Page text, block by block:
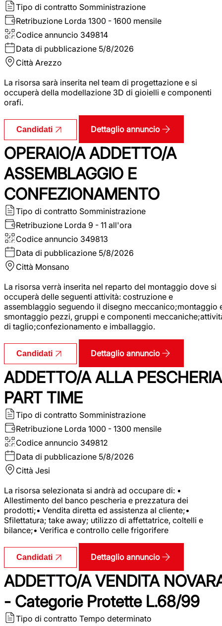
Tipo di contratto Somministrazione
Retribuzione Lorda 1300 - 1600 mensile
Codice annuncio 349814
Data di pubblicazione 5/8/2026
Città Arezzo
La risorsa sarà inserita nel team di progettazione e si
occuperà della modellazione 3D di gioielli e componenti
orafi.
Candidati Dettaglio annuncio
OPERAIO/A ADDETTO/A
ASSEMBLAGGIO E
CONFEZIONAMENTO
Tipo di contratto Somministrazione
Retribuzione Lorda 9 - 11 all'ora
Codice annuncio 349813
Data di pubblicazione 5/8/2026
Città Monsano
La risorsa verrà inserita nel reparto del montaggio dove si
occuperà delle seguenti attività: costruzione e
assemblaggio seguendo il disegno meccanico;montaggio
smontaggio pezzi, gruppi e componenti
di taglio;confezionamento e imballaggio.
Candidati Dettaglio annuncio
ADDETTO/A ALLA PESCHERIA
PART TIME
Tipo di contratto Somministrazione
Retribuzione Lorda 1000 - 1300 mensile
Codice annuncio 349812
Data di pubblicazione 5/8/2026
Città Jesi
La risorsa selezionata si andrà ad occupare di: •
Allestimento del banco pescheria e prezzatura dei
prodotti;• Vendita diretta ed assistenza al cliente;•
Sfilettatura; take away; utilizzo di affettatrice, coltelli e
bilance;• Verifica e controllo celle frigorifere
Candidati Dettaglio annuncio
ADDETTO/A VENDITA
- Categorie Protette L.68/99
Tipo di contratto Tempo determinato